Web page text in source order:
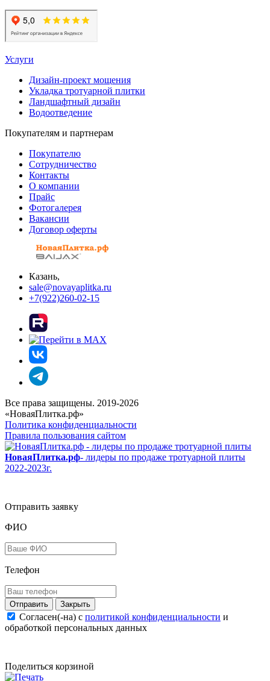
Услуги
Дизайн-проект мощения
Укладка тротуарной плитки
Ландшафтный дизайн
Водоотведение
Покупателям и партнерам
Покупателю
Сотрудничество
Контакты
О компании
Прайс
Фотогалерея
Вакансии
Договор оферты
Казань,
sale@novayaplitka.ru
+7(922)260-02-15
Все права защищены. 2019-2026
«НоваяПлитка.рф»
Политика конфиденциальности
Правила пользования сайтом
НоваяПлитка.рф- лидеры по продаже тротуарной плиты
2022-2023г.
Отправить заявку
ФИО
Телефон
Закрыть
Согласен(-на) c политикой конфиденциальности и
обработкой персональных данных
Поделиться корзиной